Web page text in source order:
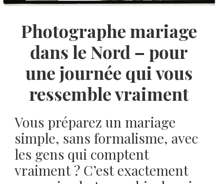
Photographe mariage
dans le Nord – pour
une journée qui vous
ressemble vraiment
Vous préparez un mariage
simple, sans formalisme, avec
les gens qui comptent
vraiment ? C’est exactement